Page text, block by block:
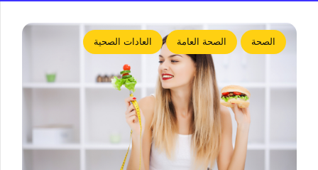
الصحة الصحة العامة العادات الصحية